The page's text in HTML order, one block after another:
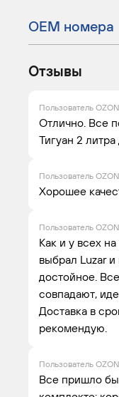
ОЕМ номера
Отзывы
Пользователь OZON
Отлично. Все
Тигуан 2 литра
Пользователь OZON
Хорошее
Пользователь OZON
Как и у всех
выбрал Luzar и
достойное.
совпадают,
Доставка в
рекомендую.
Пользователь OZON
Все пришло